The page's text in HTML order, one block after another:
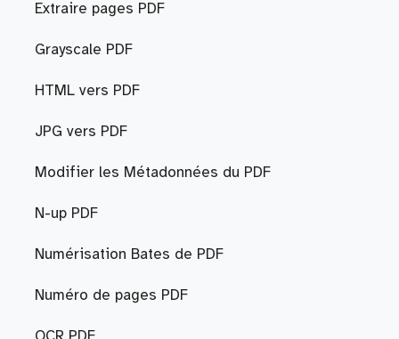
Extraire pages PDF
Grayscale PDF
HTML vers PDF
JPG vers PDF
Modifier les Métadonnées du PDF
N-up PDF
Numérisation Bates de PDF
Numéro de pages PDF